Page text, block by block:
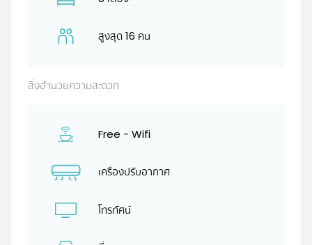
สูงสุด 16 คน
สิ่งอำนวยความสะดวก
Free - Wifi
เครื่องปรับอากาศ
โทรทัศน์